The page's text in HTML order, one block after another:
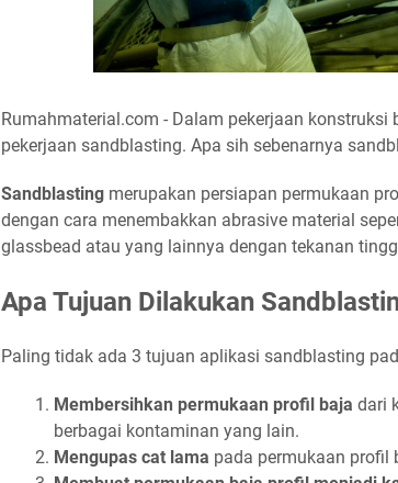
Rumahmaterial.com - Dalam pekerjaan
pekerjaan sandblasting. Apa sih sebenarnya
Sandblasting merupakan persiapan permukaan
dengan cara menembakkan abrasive material
glassbead atau yang lainnya dengan tekanan
Apa Tujuan Dilakukan
Paling tidak ada 3 tujuan aplikasi sandblasting
Membersihkan permukaan profil baja dari
berbagai kontaminan yang lain.
Mengupas cat lama pada permukaan profil